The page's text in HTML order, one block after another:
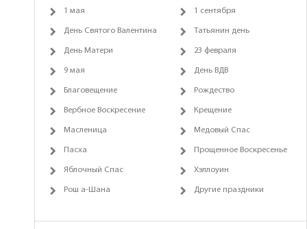
1 мая 1 сентября
День Святого Валентина Татьянин день
День Матери 23 февраля
9 мая День ВДВ
Благовещение Рождество
Вербное Воскресение Крещение
Масленица Медовый Спас
Пасха Прощенное Воскресенье
Яблочный Спас Хэллоуин
Рош а-Шана Другие праздники